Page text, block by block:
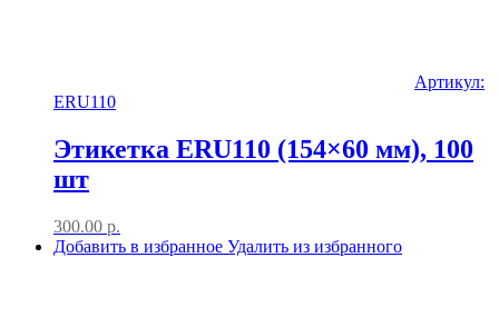
Артикул:
ERU110
Этикетка ERU110 (154×60 мм), 100
шт
300.00 р.
Добавить в избранное Удалить из избранного